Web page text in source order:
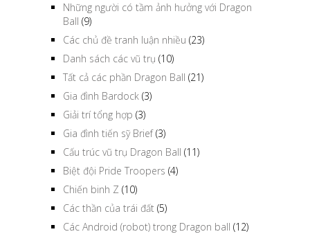
Những người có tầm ảnh hưởng với Dragon
Ball (9)
Các chủ đề tranh luận nhiều (23)
Danh sách các vũ trụ (10)
Tất cả các phần Dragon Ball (21)
Gia đình Bardock (3)
Giải trí tổng hợp (3)
Gia đình tiến sỹ Brief(3)
Cấu trúc vũ trụ Dragon Ball (11)
Biệt đội Pride Troopers (4)
Chiến binh Z (10)
Các thần của trái đất (5)
Các Android (robot) trong Dragon ball (12)